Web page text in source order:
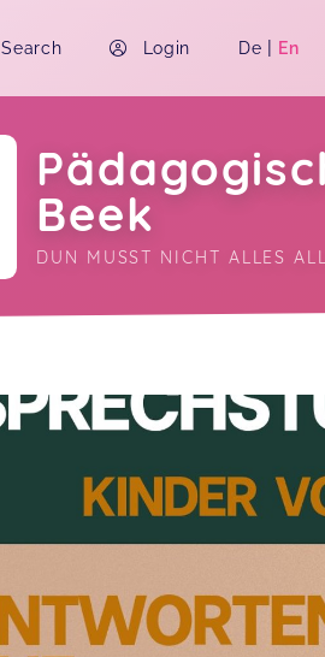
Search Login De | En
Beek
DUN MUSST NICHT ALLES